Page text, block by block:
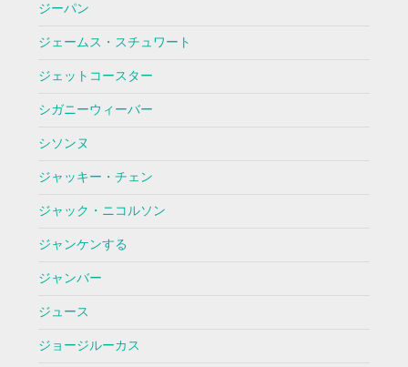
ジーパン
ジェームス・スチュワート
ジェットコースター
シガニーウィーバー
シソンヌ
ジャッキー・チェン
ジャック・ニコルソン
ジャンケンする
ジャンバー
ジュース
ジョージルーカス